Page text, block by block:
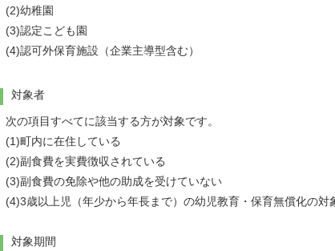
(2)幼稚園
(3)認定こども園
(4)認可外保育施設（企業主導型含む）
対象者
次の項目すべてに該当する方が対象です。
(1)町内に在住している
(2)副食費を実費徴収されている
(3)副食費の免除や他の助成を受けていない
(4)3歳以上児（年少から年長まで）の幼児教育・保育無償化の対
対象期間